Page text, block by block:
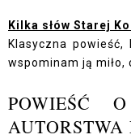
Kilka słów Starej
Klasyczna powieść,
wspominam ją miło,
POWIEŚĆ